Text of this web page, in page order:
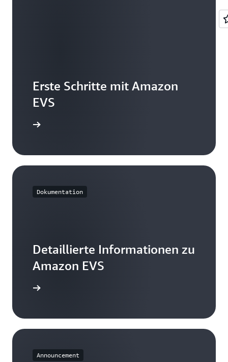
Erste Schritte mit Amazon
EVS
Dokumentation
Detaillierte Informationen zu
Amazon EVS
Announcement